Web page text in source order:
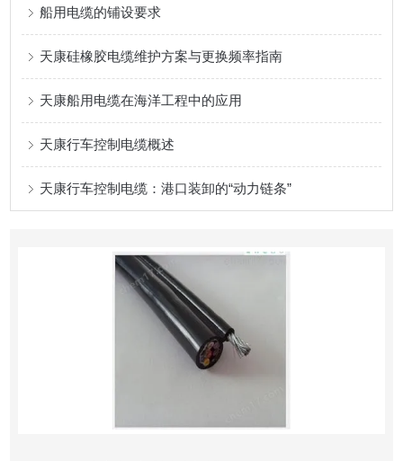
船用电缆的铺设要求
天康硅橡胶电缆维护方案与更换频率指南
天康船用电缆在海洋工程中的应用
天康行车控制电缆概述
天康行车控制电缆：港口装卸的“动力链条”